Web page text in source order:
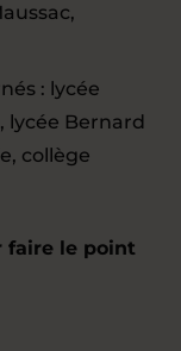
: lycée
lycée Bernard
collège
faire le point